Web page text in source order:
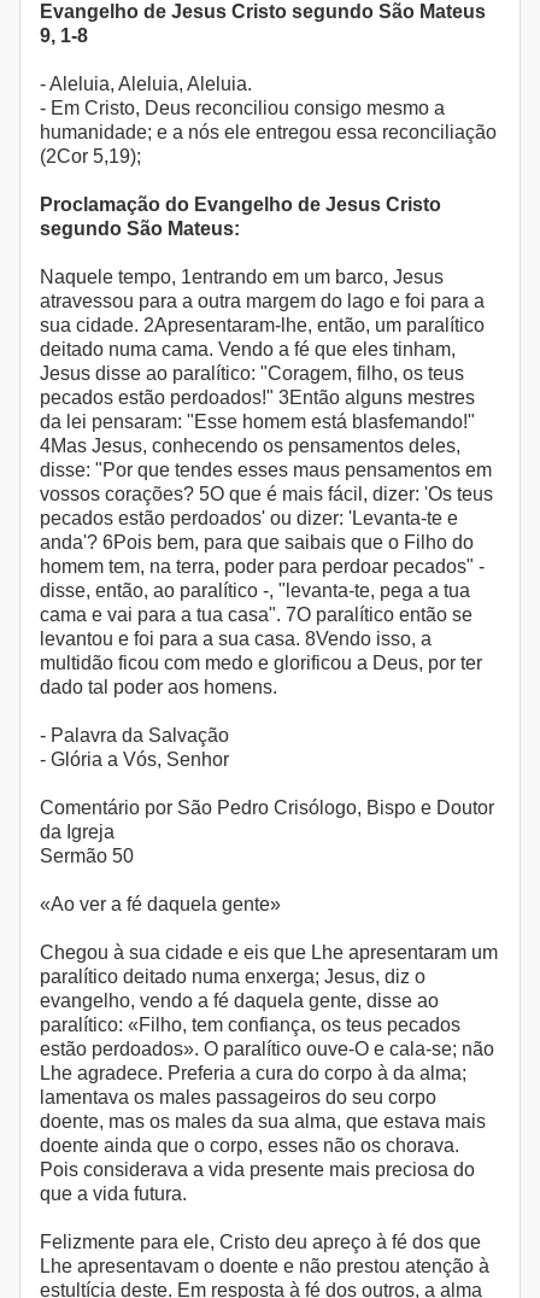
Evangelho de Jesus Cristo segundo São Mateus
9, 1-8
- Aleluia, Aleluia, Aleluia.
- Em Cristo, Deus reconciliou consigo mesmo a
humanidade; e a nós ele entregou essa reconciliação
(2Cor 5,19);
Proclamação do Evangelho de Jesus Cristo
segundo São Mateus:
Naquele tempo, 1entrando em um barco, Jesus
atravessou para a outra margem do lago e foi para a
sua cidade. 2Apresentaram-lhe, então, um paralítico
deitado numa cama. Vendo a fé que eles tinham,
Jesus disse ao paralítico: "Coragem, filho, os teus
pecados estão perdoados!" 3Então alguns mestres
da lei pensaram: "Esse homem está blasfemando!"
4Mas Jesus, conhecendo os pensamentos deles,
disse: "Por que tendes esses maus pensamentos em
vossos corações? 5O que é mais fácil, dizer: 'Os teus
pecados estão perdoados' ou dizer: 'Levanta-te e
anda'? 6Pois bem, para que saibais que o Filho do
homem tem, na terra, poder para perdoar pecados" -
disse, então, ao paralítico -, "levanta-te, pega a tua
cama e vai para a tua casa". 7O paralítico então se
levantou e foi para a sua casa. 8Vendo isso, a
multidão ficou com medo e glorificou a Deus, por ter
dado tal poder aos homens.
- Palavra da Salvação
- Glória a Vós, Senhor
Comentário por São Pedro Crisólogo, Bispo e Doutor
da Igreja
Sermão 50
«Ao ver a fé daquela gente»
Chegou à sua cidade e eis que Lhe apresentaram um
paralítico deitado numa enxerga; Jesus, diz o
evangelho, vendo a fé daquela gente, disse ao
paralítico: «Filho, tem confiança, os teus pecados
estão perdoados». O paralítico ouve-O e cala-se; não
Lhe agradece. Preferia a cura do corpo à da alma;
lamentava os males passageiros do seu corpo
doente, mas os males da sua alma, que estava mais
doente ainda que o corpo, esses não os chorava.
Pois considerava a vida presente mais preciosa do
que a vida futura.
Felizmente para ele, Cristo deu apreço à fé dos que
Lhe apresentavam o doente e não prestou atenção à
estultícia deste. Em resposta à fé dos outros, a alma